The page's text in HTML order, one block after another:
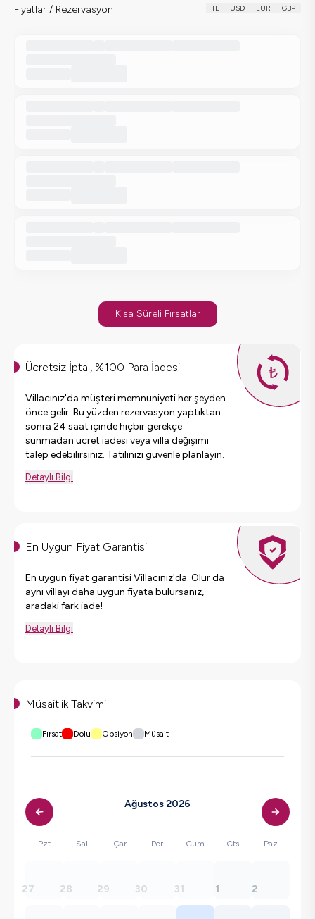
Fiyatlar / Rezervasyon TL USD EUR GBP
Kısa Süreli Fırsatlar
Ücretsiz İptal, %100 Para İadesi
Villacınız'da müşteri memnuniyeti her şeyden
önce gelir. Bu yüzden rezervasyon yaptıktan
sonra 24 saat içinde hiçbir gerekçe
sunmadan ücret iadesi veya villa değişimi
talep edebilirsiniz. Tatilinizi güvenle planlayın.
Detaylı Bilgi
En Uygun Fiyat Garantisi
En uygun fiyat garantisi Villacınız'da. Olur da
aynı villayı daha uygun fiyata bulursanız,
aradaki fark iade!
Detaylı Bilgi
Müsaitlik Takvimi
Fırsat Dolu Opsiyon Müsait
Ağustos 2026
Pzt Sal Çar Per Cum Cts Paz
27 28 29 30 31 1 2